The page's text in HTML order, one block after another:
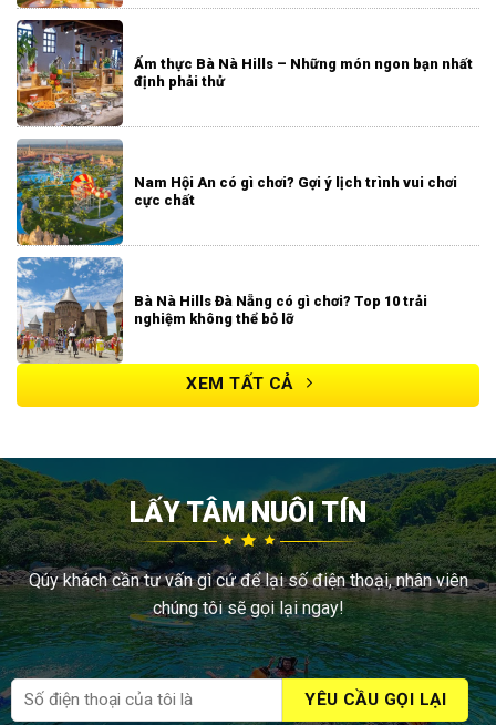
Ẩm thực Bà Nà Hills – Những món ngon bạn nhất
định phải thử
Nam Hội An có gì chơi? Gợi ý lịch trình vui chơi
cực chất
Bà Nà Hills Đà Nẵng có gì chơi? Top 10 trải
nghiệm không thể bỏ lỡ
XEM TẤT CẢ
LẤY TÂM NUÔI TÍN
Qúy khách cần tư vấn gì cứ để lại số điện thoại, nhân viên
chúng tôi sẽ gọi lại ngay!